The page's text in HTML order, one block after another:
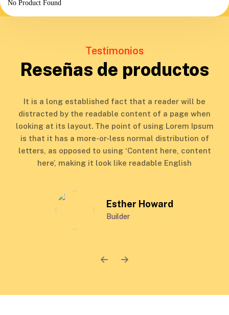
No Product Found
Testimonios
Reseñas de productos
It is a long established fact that a reader will be
distracted by the readable content of a page when
looking at its layout. The point of using Lorem Ipsum
is that it has a more-or-less normal distribution of
letters, as opposed to using ‘Content here, content
here’, making it look like readable English
Esther Howard
Builder